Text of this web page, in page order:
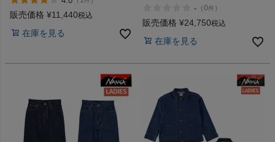
BOX SHIRT
販売価格 ¥11,440税込
在庫を見る
- （0件 ）
販売価格 ¥24,750税込
在庫を見る